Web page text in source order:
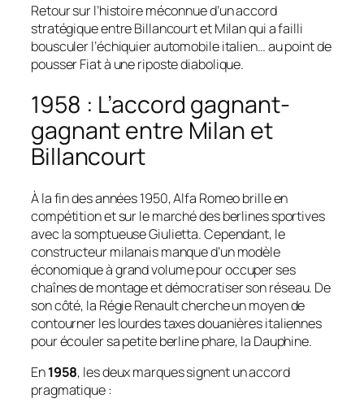
Retour sur l’histoire méconnue d’un accord
stratégique entre Billancourt et Milan qui a failli
bousculer l’échiquier automobile italien… au point de
pousser Fiat à une riposte diabolique.
1958 : L’accord gagnant-
gagnant entre Milan et
Billancourt
À la fin des années 1950, Alfa Romeo brille en
compétition et sur le marché des berlines sportives
avec la somptueuse Giulietta. Cependant, le
constructeur milanais manque d’un modèle
économique à grand volume pour occuper ses
chaînes de montage et démocratiser son réseau. De
son côté, la Régie Renault cherche un moyen de
contourner les lourdes taxes douanières italiennes
pour écouler sa petite berline phare, la Dauphine.
En1958, les deux marques signent un accord
pragmatique :